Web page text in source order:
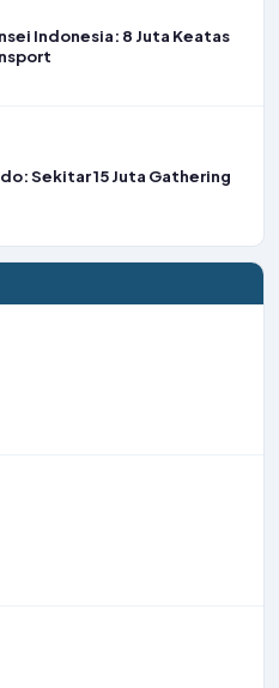
Indonesia: 8 Juta Keatas
Sekitar 15 Juta Gathering